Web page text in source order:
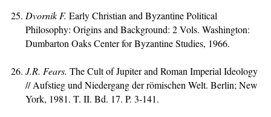
Dvornik F. Early Christian and Byzantine Political
Philosophy: Origins and Background: 2 Vols. Washington:
Dumbarton Oaks Center for Byzantine Studies, 1966.
J.R. Fears. The Cult of Jupiter and Roman Imperial Ideology
// Aufstieg und Niedergang der römischen Welt. Berlin; New
York, 1981. T. II. Bd. 17. P. 3-141.